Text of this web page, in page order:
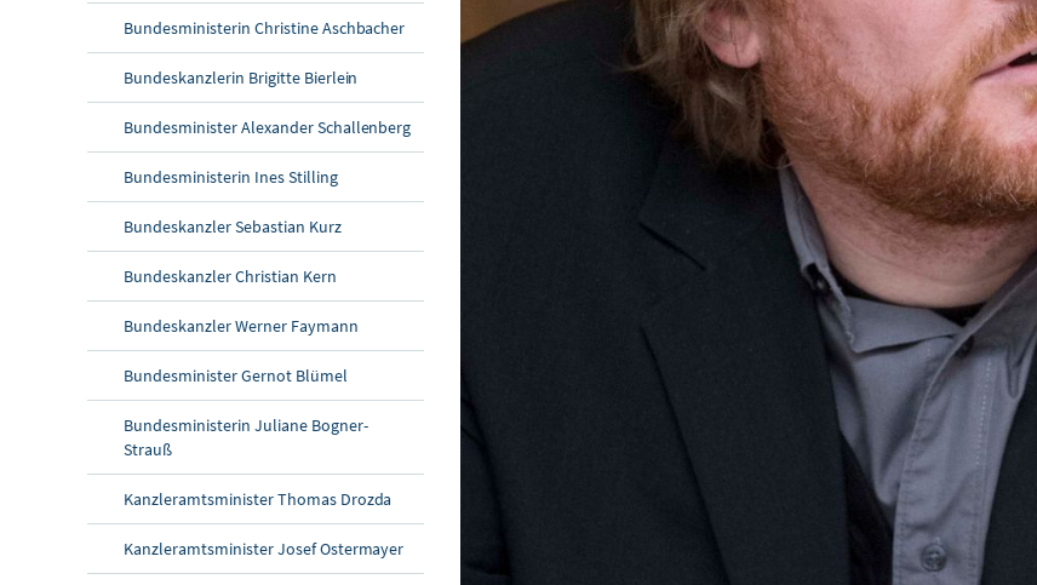
Bundesministerin Christine Aschbacher
Bundeskanzlerin Brigitte Bierlein
Bundesminister Alexander Schallenberg
Bundesministerin Ines Stilling
Bundeskanzler Sebastian Kurz
Bundeskanzler Christian Kern
Bundeskanzler Werner Faymann
Bundesminister Gernot Blümel
Bundesministerin Juliane Bogner-
Strauß
Kanzleramtsminister Thomas Drozda
Kanzleramtsminister Josef Ostermayer